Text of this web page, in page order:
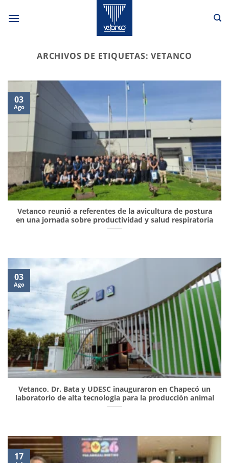
ARCHIVOS DE ETIQUETAS:VETANCO
Vetanco reunió a referentes de la avicultura de postura
en una jornada sobre productividad y salud respiratoria
03
Ago
Vetanco, Dr. Bata y UDESC inauguraron en Chapecó un
laboratorio de alta tecnología para la producción animal
03
Ago
17